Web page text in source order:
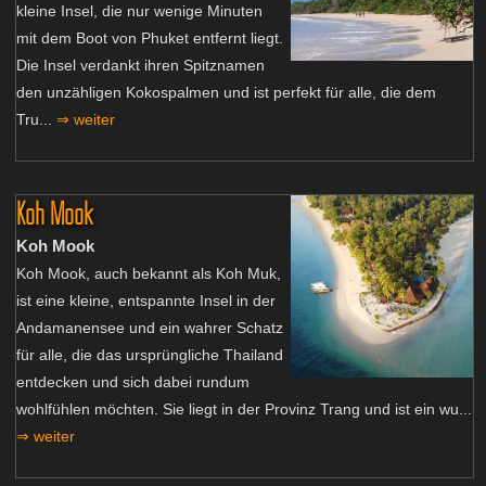
kleine Insel, die nur wenige Minuten
mit dem Boot von Phuket entfernt liegt.
Die Insel verdankt ihren Spitznamen
den unzähligen Kokospalmen und ist perfekt für alle, die dem
Tru... ⇒ weiter
Koh Mook
Koh Mook
Koh Mook, auch bekannt als Koh Muk,
ist eine kleine, entspannte Insel in der
Andamanensee und ein wahrer Schatz
für alle, die das ursprüngliche Thailand
entdecken und sich dabei rundum
wohlfühlen möchten. Sie liegt in der Provinz Trang und ist ein wu...
⇒ weiter